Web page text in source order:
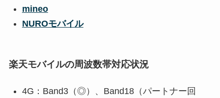
mineo
NUROモバイル
楽天モバイルの周波数帯対応状況
4G：Band3（◎）、Band18（パートナー回